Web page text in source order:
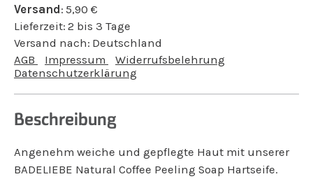
Versand: 5,90 €
Lieferzeit: 2 bis 3 Tage
Versand nach: Deutschland
AGB
Impressum
Widerrufsbelehrung
Datenschutzerklärung
Beschreibung
Angenehm weiche und gepflegte Haut mit unserer
BADELIEBE Natural Coffee Peeling Soap Hartseife.